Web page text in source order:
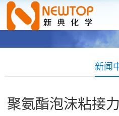
新闻
聚氨酯泡沫粘接